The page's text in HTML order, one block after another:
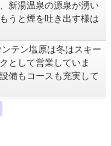
新湯温泉の源泉が湧い
うと煙を吐き出す様は
テン塩原は冬はスキー
として営業していま
備もコースも充実して